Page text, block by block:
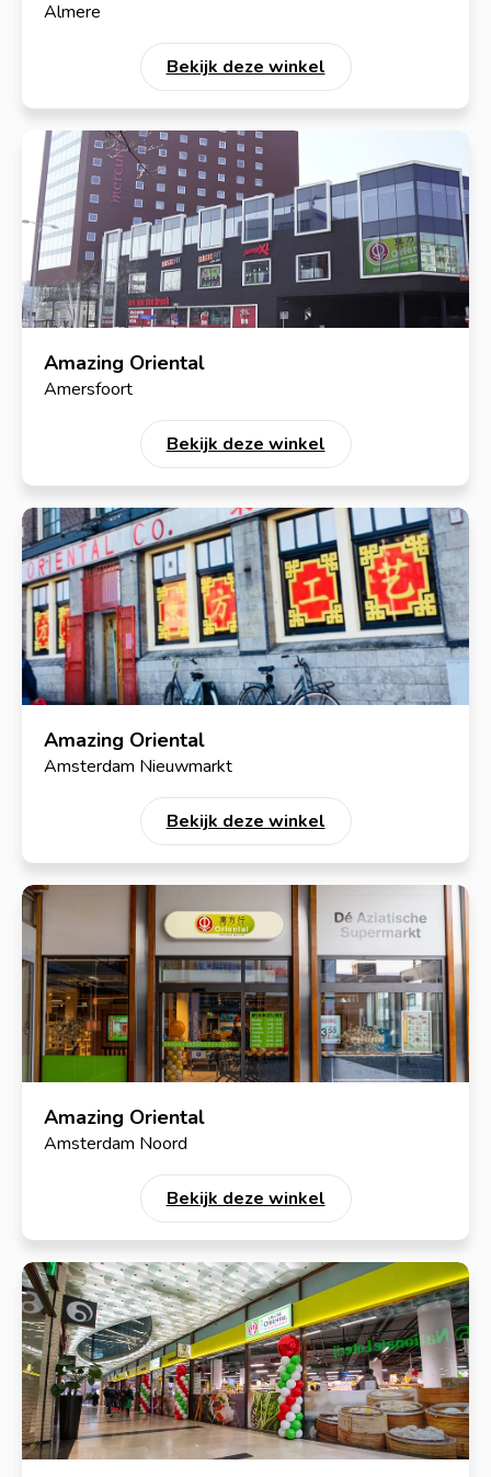
Almere
Bekijk deze winkel
Amazing Oriental
Amersfoort
Bekijk deze winkel
Amazing Oriental
Amsterdam Nieuwmarkt
Bekijk deze winkel
Amazing Oriental
Amsterdam Noord
Bekijk deze winkel